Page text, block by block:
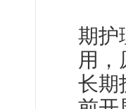
（
期护
用，
长期